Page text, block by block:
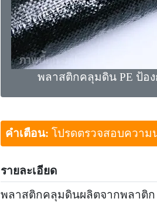
พลาสติกคลุมดิน PE ป้อง
คำเตือน: โปรดตรวจสอบความ
รายละเอียด
พลาสติกคลุมดินผลิตจากพลาติ